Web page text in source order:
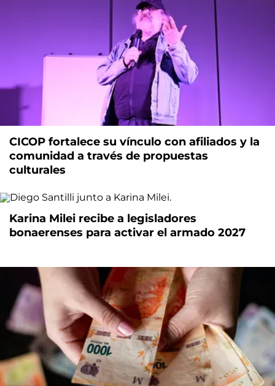
CICOP fortalece su vínculo con afiliados y la
comunidad a través de propuestas
culturales
Karina Milei recibe a legisladores
bonaerenses para activar el armado 2027